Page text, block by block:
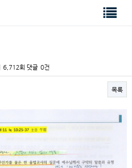
6,712회 댓글 0건
목록